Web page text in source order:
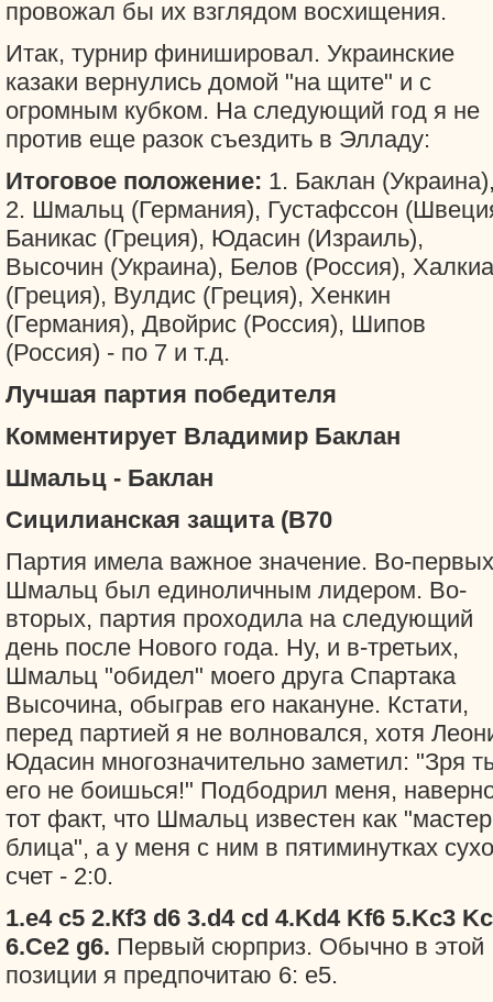
провожал бы их взглядом восхищения.
Итак, турнир финишировал. Украинские
казаки вернулись домой "на щите" и с
огромным кубком. На следующий год я не
против еще разок съездить в Элладу:
Итоговое положение: 1. Баклан
2. Шмальц (Германия), Густафссон
Баникас (Греция), Юдасин (Израиль),
Высочин (Украина), Белов (Россия),
(Греция), Вулдис (Греция), Хенкин
(Германия), Двойрис (Россия), Шипов
(Россия) - по 7 и т.д.
Лучшая партия победителя
Комментирует Владимир Баклан
Шмальц - Баклан
Сицилианская защита (B70
Партия имела важное значение. Во-
Шмальц был единоличным лидером. Во-
вторых, партия проходила на следующий
день после Нового года. Ну, и в-третьих,
Шмальц "обидел" моего друга Спартака
Высочина, обыграв его накануне. Кстати,
перед партией я не волновался, хотя
Юдасин многозначительно заметил: "Зря
его не боишься!" Подбодрил меня,
тот факт, что Шмальц известен как "мастер
блица", а у меня с ним в пятиминутках
счет - 2:0.
1.е4 с5 2.Кf3 d6 3.d4 cd 4.Kd4 Kf6 5.Kc3
6.Ce2 g6. Первый сюрприз. Обычно в этой
позиции я предпочитаю 6: е5.